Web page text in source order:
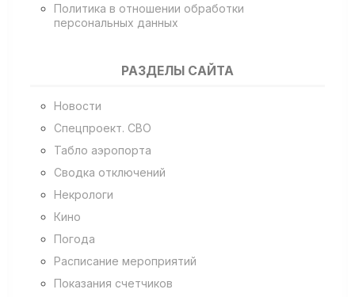
Политика в отношении обработки
персональных данных
РАЗДЕЛЫ САЙТА
Новости
Спецпроект. СВО
Табло аэропорта
Сводка отключений
Некрологи
Кино
Погода
Расписание мероприятий
Показания счетчиков